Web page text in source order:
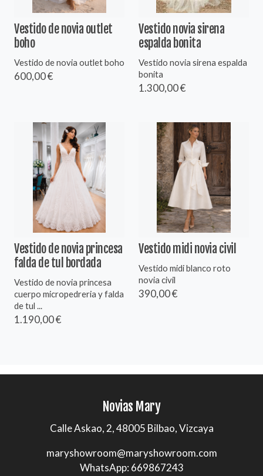
Vestido de novia outlet
boho
Vestido de novia outlet boho
600,00 €
Vestido novia sirena
espalda bonita
Vestido novia sirena espalda
bonita
1.300,00 €
Vestido de novia princesa
falda de tul bordada
Vestido de novia princesa
cuerpo micropedreria y falda
de tul ...
1.190,00 €
Vestido midi novia civil
Vestido midi blanco roto
novia civil
390,00 €
Novias Mary
Calle Askao, 2, 48005 Bilbao, Vizcaya
maryshowroom@maryshowroom.com
WhatsApp: 669867243